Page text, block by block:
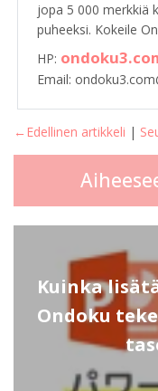
jopa 5 000 merkkiä
puheeksi. Kokeile
HP:
Email:
←Edellinen artikkeli |
Kuinka
Ondoku